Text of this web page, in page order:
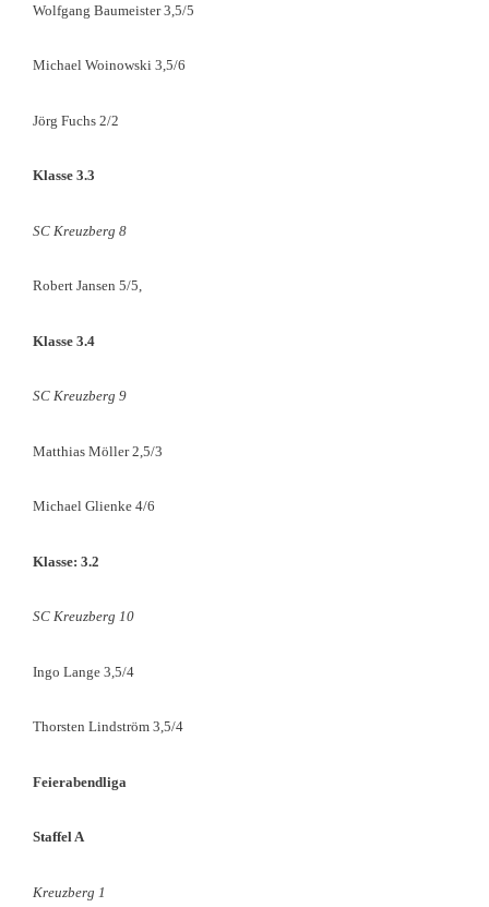
Wolfgang Baumeister 3,5/5
Michael Woinowski 3,5/6
Jörg Fuchs 2/2
Klasse 3.3
SC Kreuzberg 8
Robert Jansen 5/5,
Klasse 3.4
SC Kreuzberg 9
Matthias Möller 2,5/3
Michael Glienke 4/6
Klasse: 3.2
SC Kreuzberg 10
Ingo Lange 3,5/4
Thorsten Lindström 3,5/4
Feierabendliga
Staffel A
Kreuzberg 1